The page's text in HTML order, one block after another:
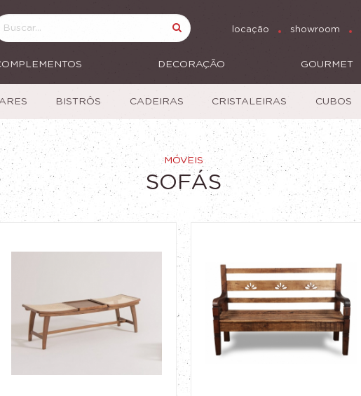
locação showroom
DECORAÇÃO GOURMET
BISTRÔS CADEIRAS CRISTALEIRAS CUBOS
MÓVEIS
SOFÁS